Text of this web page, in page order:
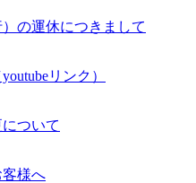
の運休につきまして
リンク）
ついて
様へ